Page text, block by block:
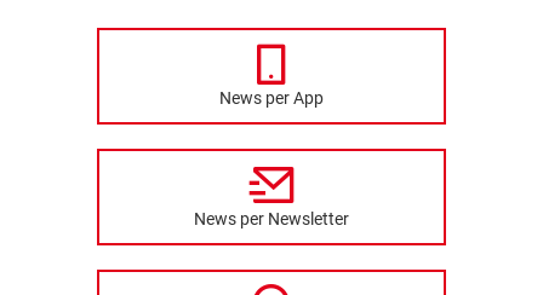
News per App
News per Newsletter